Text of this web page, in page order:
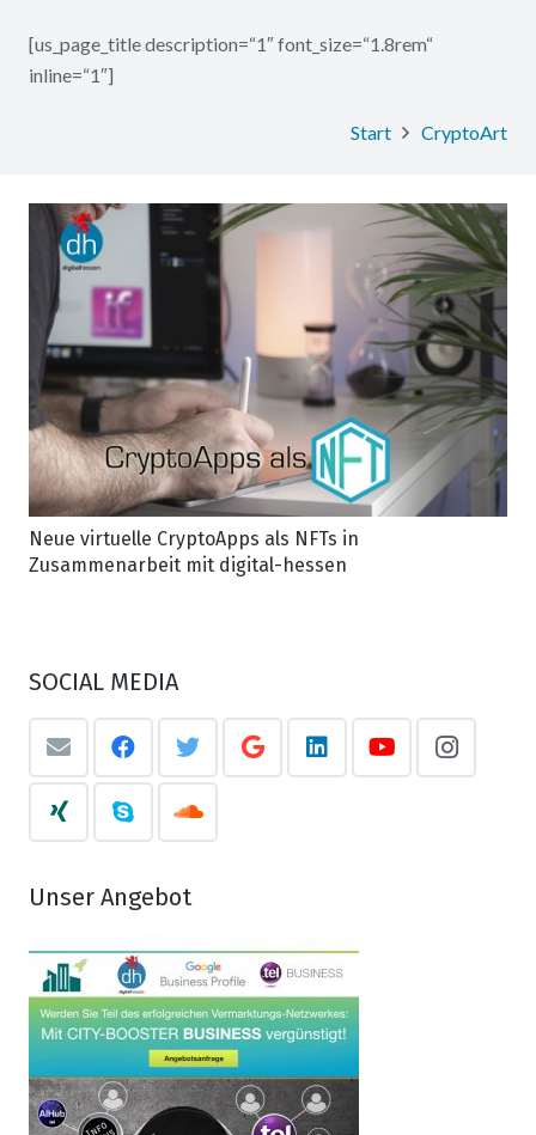
[us_page_title description=“1″ font_size=“1.8rem“
inline=“1″]
Start CryptoArt
Neue virtuelle CryptoApps als NFTs in
Zusammenarbeit mit digital-hessen
SOCIAL MEDIA
Unser Angebot